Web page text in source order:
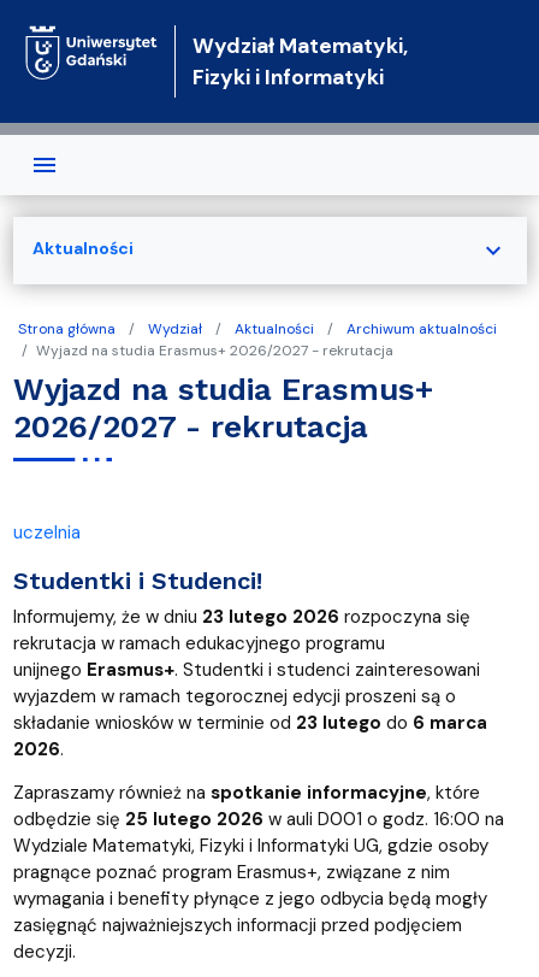
Wydział Matematyki,
Fizyki i Informatyki
Strona główna Wydział Aktualności
Archiwum aktualności
Wyjazd na studia Erasmus+ 2026/2027 - rekrutacja
Wyjazd na studia Erasmus+
2026/2027 - rekrutacja
uczelnia
Studentki i Studenci!
Informujemy, że w dniu 23 lutego 2026 rozpoczyna się
rekrutacja w ramach edukacyjnego programu
unijnego Erasmus+. Studentki i studenci zainteresowani
wyjazdem w ramach tegorocznej edycji proszeni są o
składanie wniosków w terminie od 23 lutego do 6 marca
2026.
Zapraszamy również na spotkanie informacyjne, które
odbędzie się 25 lutego 2026 w auli D001 o godz. 16:00 na
Wydziale Matematyki, Fizyki i Informatyki UG, gdzie osoby
pragnące poznać program Erasmus+, związane z nim
wymagania i benefity płynące z jego odbycia będą mogły
zasięgnąć najważniejszych informacji przed podjęciem
decyzji.
Aktualności expand_more